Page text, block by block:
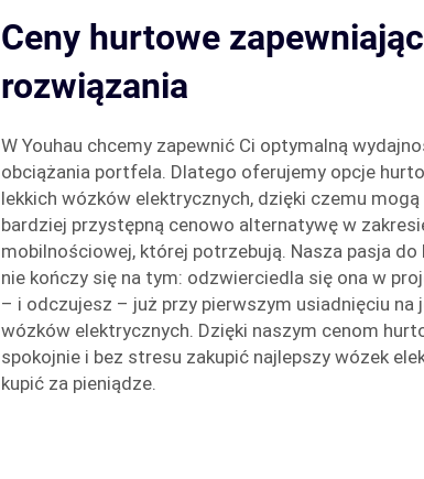
Ceny hurtowe
rozwiązania
W Youhau chcemy zapewnić Ci optymalną
obciążania portfela. Dlatego oferujemy opcje
lekkich wózków elektrycznych, dzięki czemu
bardziej przystępną cenowo alternatywę w
mobilnościowej, której potrzebują. Nasza pasja
nie kończy się na tym: odzwierciedla się ona w
– i odczujesz – już przy pierwszym usiadnięciu na
wózków elektrycznych. Dzięki naszym cenom
spokojnie i bez stresu zakupić najlepszy wózek
kupić za pieniądze.